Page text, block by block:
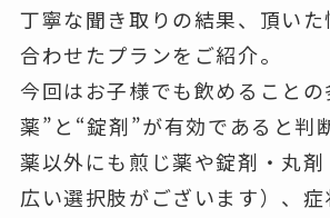
丁寧な聞き取りの結果、頂い
合わせたプランをご紹介。
今回はお子様でも飲めることの
薬”と“錠剤”が有効であると判
薬以外にも煎じ薬や錠剤・丸
広い選択肢がございます）、